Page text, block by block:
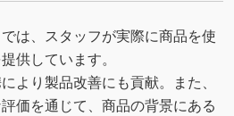
は、スタッフが実際に商品を使
供しています。
より製品改善にも貢献。また、
価を通じて、商品の背景にある